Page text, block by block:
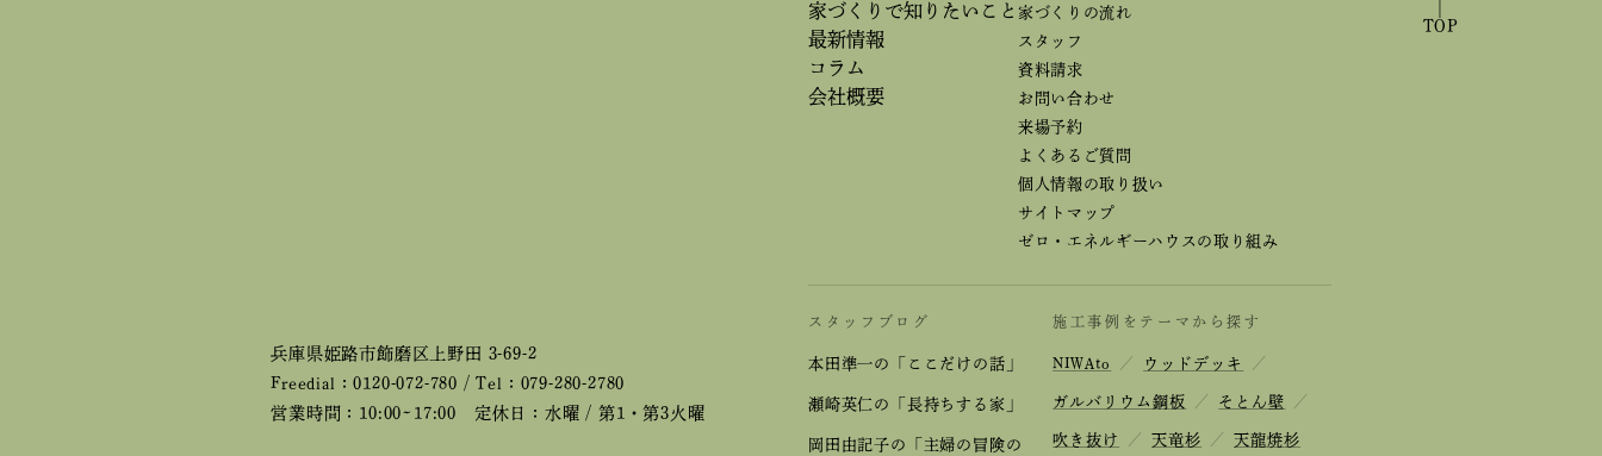
兵庫県姫路市飾磨区上野田 3-69-2
Freedial：0120-072-780 / Tel：079-280-2780
営業時間：10:00~17:00 定休日：水曜 / 第1・第3火曜
家づくりで知りたいこと
最新情報
コラム
会社概要
家づくりの流れ
スタッフ
資料請求
お問い合わせ
来場予約
よくあるご質問
個人情報の取り扱い
サイトマップ
ゼロ・エネルギーハウスの取り組み
スタッフブログ
本田準一の「ここだけの話」
瀬崎英仁の「長持ちする家」
岡田由記子の「主婦の冒険の
施工事例をテーマから探す
NIWAto ／ ウッドデッキ ／
ガルバリウム鋼板 ／ そとん壁 ／
吹き抜け ／ 天竜杉 ／ 天龍焼杉
TOP